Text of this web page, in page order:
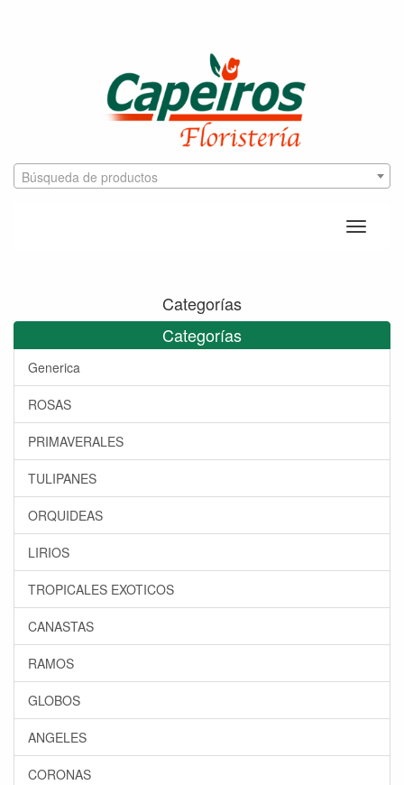
Búsqueda de productos
Toggle
Categorías
Categorías
Generica
ROSAS
PRIMAVERALES
TULIPANES
ORQUIDEAS
LIRIOS
TROPICALES EXOTICOS
CANASTAS
RAMOS
GLOBOS
ANGELES
CORONAS